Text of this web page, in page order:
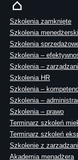
Szkolenia zamknięte
Szkolenia
Szkolenia
Szkolenia –
Szkolenia –
Szkolenia HR
Szkolenia –
Szkolenia –
Szkolenia – prawo
Terminarz szkoleń
Terminarz szkoleń
Szkolenie z
Akademia menadżera